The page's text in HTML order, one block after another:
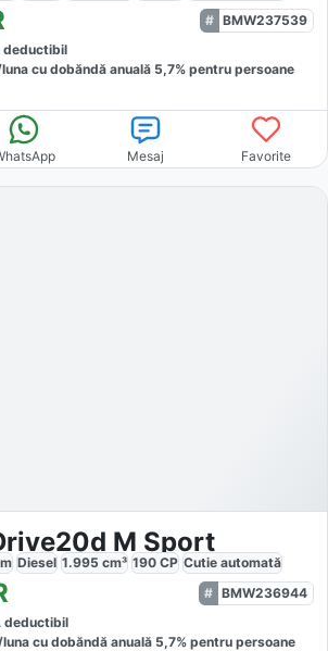
BMW237539
deductibil
lunacu dobăndă anuală 5,7% pentru persoane
Mesaj Favorite
M Sport
Diesel 1.995 cm³ 190 CP Cutie automată
BMW236944
deductibil
lunacu dobăndă anuală 5,7% pentru persoane